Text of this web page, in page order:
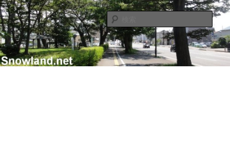
メ
イ
ン
コ
ン
テ
サ
ブ
コ
ン
テ
ン
Nacky – Snowland.net
Nacky(Issei Ishii)がDJ/Composerのようなふりして書き散らすblogサイト
検
索